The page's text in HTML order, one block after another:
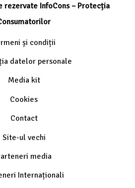
InfoCons – Protecția
și condiții
datelor personale
Media kit
Cookies
Contact
Site-ul vechi
media
Internaționali